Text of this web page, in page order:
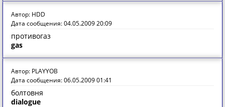
Автор: HDD
Дата сообщения: 04.05.2009 20:09
противогаз
gas
Автор: PLAYYOB
Дата сообщения: 06.05.2009 01:41
болтовня
dialogue